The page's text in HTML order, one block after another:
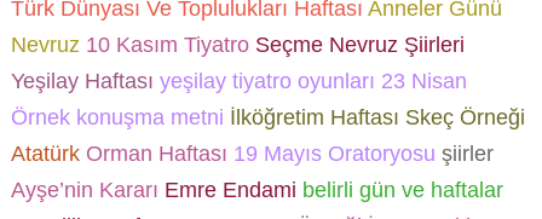
Türk Dünyası Ve Toplulukları Haftası Anneler Günü
Nevruz10 Kasım TiyatroSeçme Nevruz Şiirleri
Yeşilay Haftası yeşilay tiyatro oyunları 23 Nisan
Örnek konuşma metni İlköğretim Haftası Skeç Örneği
AtatürkOrman Haftası 19 Mayıs Oratoryosu şiirler
Ayşe’nin Kararı Emre Endami belirli gün ve haftalar